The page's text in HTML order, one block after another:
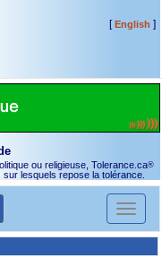
[English ]
ou religieuse, Tolerance.ca®
lesquels repose la tolérance.
Toggle